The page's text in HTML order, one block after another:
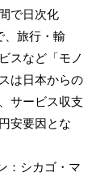
で日次化
、旅行・輸
スなど「モノ
は日本からの
サービス収支
安要因とな
：シカゴ・マ